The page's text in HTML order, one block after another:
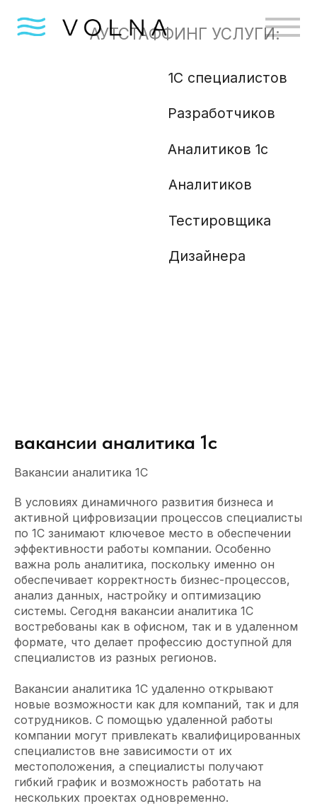
Разработчиков
Аналитиков 1с
Тестировщика
Дизайнера
АУТСТАФФИНГ УСЛУГИ:
вакансии аналитика 1с
Вакансии аналитика 1С
В условиях динамичного развития бизнеса и
активной цифровизации процессов специалисты
по 1С занимают ключевое место в обеспечении
эффективности работы компании. Особенно
важна роль аналитика, поскольку именно он
обеспечивает корректность бизнес-процессов,
анализ данных, настройку и оптимизацию
системы. Сегодня вакансии аналитика 1С
востребованы как в офисном, так и в удаленном
формате, что делает профессию доступной для
специалистов из разных регионов.
Вакансии аналитика 1С удаленно открывают
новые возможности как для компаний, так и для
сотрудников. С помощью удаленной работы
компании могут привлекать квалифицированных
специалистов вне зависимости от их
местоположения, а специалисты получают
гибкий график и возможность работать на
нескольких проектах одновременно.